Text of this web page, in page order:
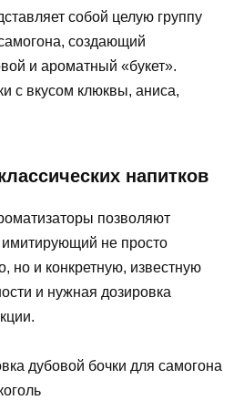
собой целую группу
создающий
и ароматный «букет».
с вкусом клюквы, аниса,
напитков
позволяют
имитирующий не просто
но и конкретную, известную
и нужная дозировка
дубовой бочки для самогона